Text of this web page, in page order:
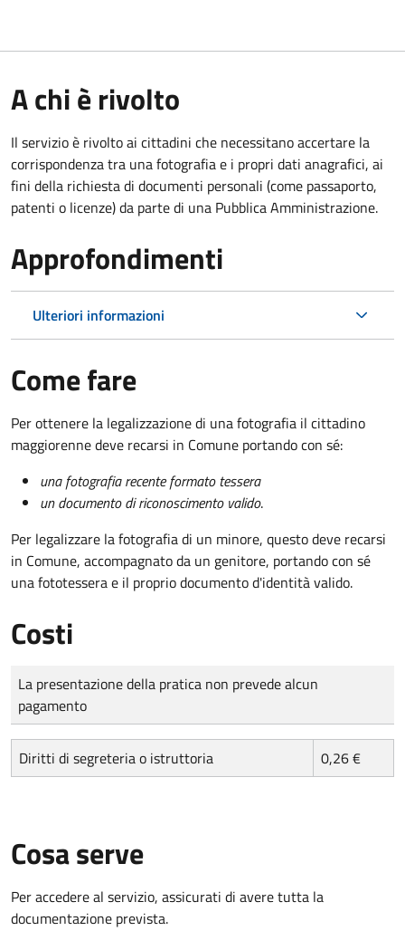
A chi è rivolto
Il servizio è rivolto ai cittadini che necessitano accertare la
corrispondenza tra una fotografia e i propri dati anagrafici, ai
fini della richiesta di documenti personali (come passaporto,
patenti o licenze) da parte di una Pubblica Amministrazione.
Approfondimenti
Ulteriori informazioni
Come fare
Per ottenere la legalizzazione di una fotografia il cittadino
maggiorenne deve recarsi in Comune portando con sé:
una fotografia recente formato tessera
un documento di riconoscimento valido.
Per legalizzare la fotografia di un minore, questo deve recarsi
in Comune, accompagnato da un genitore, portando con sé
una fototessera e il proprio documento d'identità valido.
Costi
Tipo di pagamento
Importo
La presentazione della pratica non prevede alcun
pagamento
Diritti di segreteria o istruttoria 0,26 €
Cosa serve
Per accedere al servizio, assicurati di avere tutta la
documentazione prevista.